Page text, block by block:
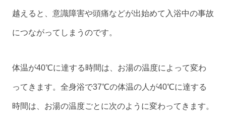
越えると、意識障害や頭痛などが出始めて入浴中の事故
につながってしまうのです。
体温が40℃に達する時間は、お湯の温度によって変わ
ってきます。全身浴で37℃の体温の人が40℃に達する
時間は、お湯の温度ごとに次のように変わってきます。